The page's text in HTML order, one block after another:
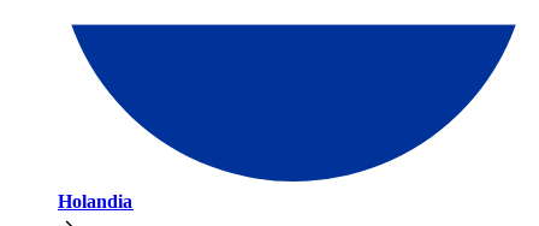
Holandia​​